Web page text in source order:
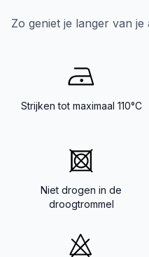
Zo geniet je langer van je
Strijken tot maximaal 110°C
Niet drogen in de
droogtrommel